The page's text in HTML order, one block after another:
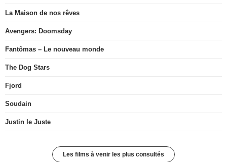
La Maison de nos rêves
Avengers: Doomsday
Fantômas – Le nouveau monde
The Dog Stars
Fjord
Soudain
Justin le Juste
Les films à venir les plus consultés